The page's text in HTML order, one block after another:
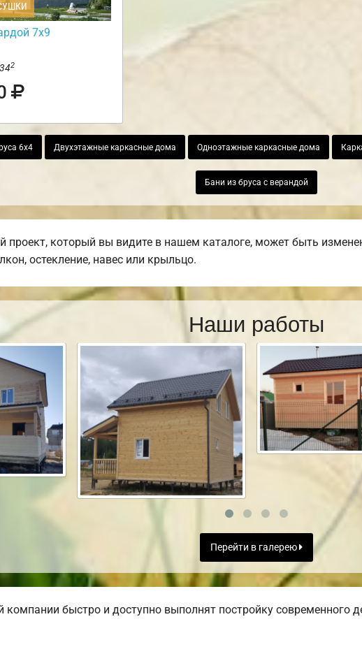
7х9
2
6х4 Двухэтажные каркасные дома Одноэтажные каркасные дома
Бани из бруса с верандой
проект, который вы видите в нашем каталоге, может быть
остекление, навес или крыльцо.
Наши работы
Перейти в галерею
компании быстро и доступно выполнят постройку современного